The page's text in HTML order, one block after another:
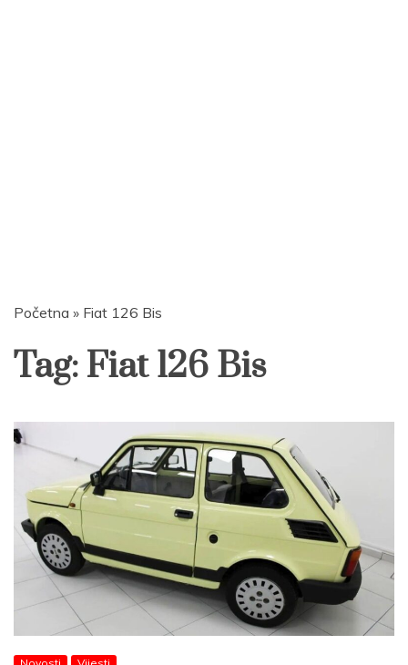
Početna » Fiat 126 Bis
Tag: Fiat 126 Bis